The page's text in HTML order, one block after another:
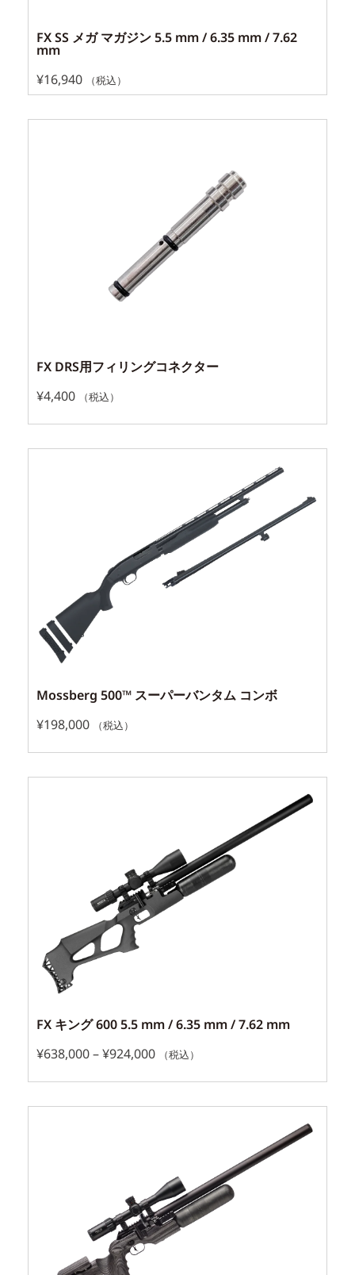
FX SS メガ マガジン 5.5 mm / 6.35 mm / 7.62
mm
¥16,940 （税込）
FX DRS用フィリングコネクター
¥4,400 （税込）
Mossberg 500™ スーパーバンタム コンボ
¥198,000 （税込）
FX キング 600 5.5 mm / 6.35 mm / 7.62 mm
¥638,000–¥924,000 （税込）